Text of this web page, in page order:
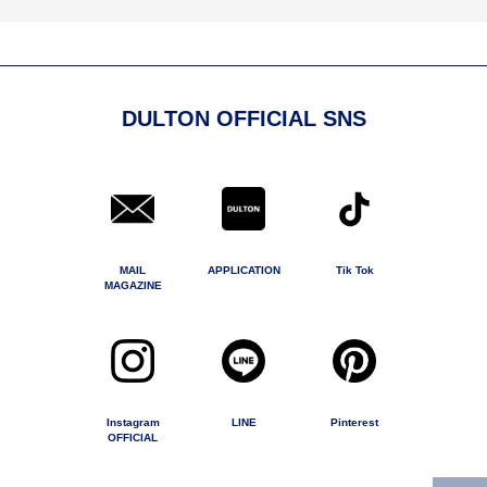
DULTON OFFICIAL SNS
MAIL
MAGAZINE
APPLICATION Tik Tok
Instagram
OFFICIAL
LINE Pinterest